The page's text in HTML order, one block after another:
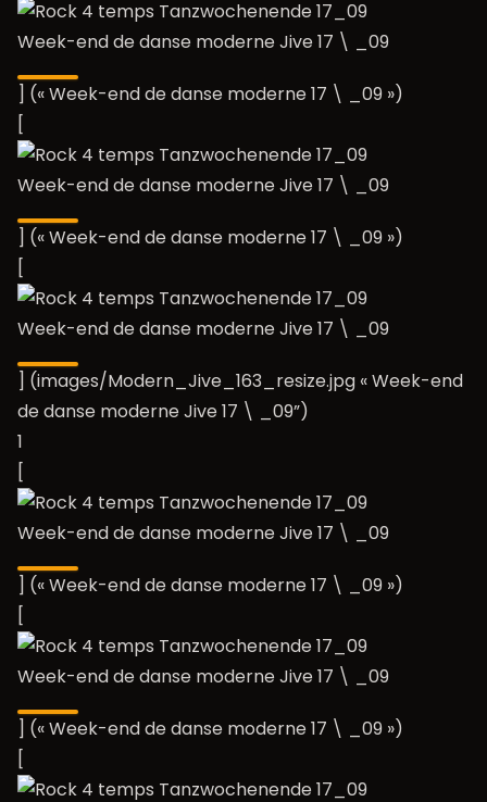
Week-end de danse moderne Jive 17 \ _09
] (« Week-end de danse moderne 17 \ _09 »)
[
Week-end de danse moderne Jive 17 \ _09
] (« Week-end de danse moderne 17 \ _09 »)
[
Week-end de danse moderne Jive 17 \ _09
] (images/Modern_Jive_163_resize.jpg « Week-end
de danse moderne Jive 17 \ _09”)
1
[
Week-end de danse moderne Jive 17 \ _09
] (« Week-end de danse moderne 17 \ _09 »)
[
Week-end de danse moderne Jive 17 \ _09
] (« Week-end de danse moderne 17 \ _09 »)
[